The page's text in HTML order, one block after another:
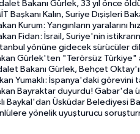
Bakanı Gürlek, 33 yıl önce öldürülen
Başkanı Kalın, Suriye Dışişleri
Kurum: Yangınların yaralarını
Fidan: İsrail, Suriye'nin
yönüne gidecek sürücüler dikkat!
Gürlek'ten "Terörsüz Türkiye"
Bakanı Gürlek, Behçet
Yumaklı: İspanya'daki görevini
Bayraktar duyurdu! Gabar'da
Baykal'dan Üsküdar Belediyesi
yönelik uyuşturucu
izle